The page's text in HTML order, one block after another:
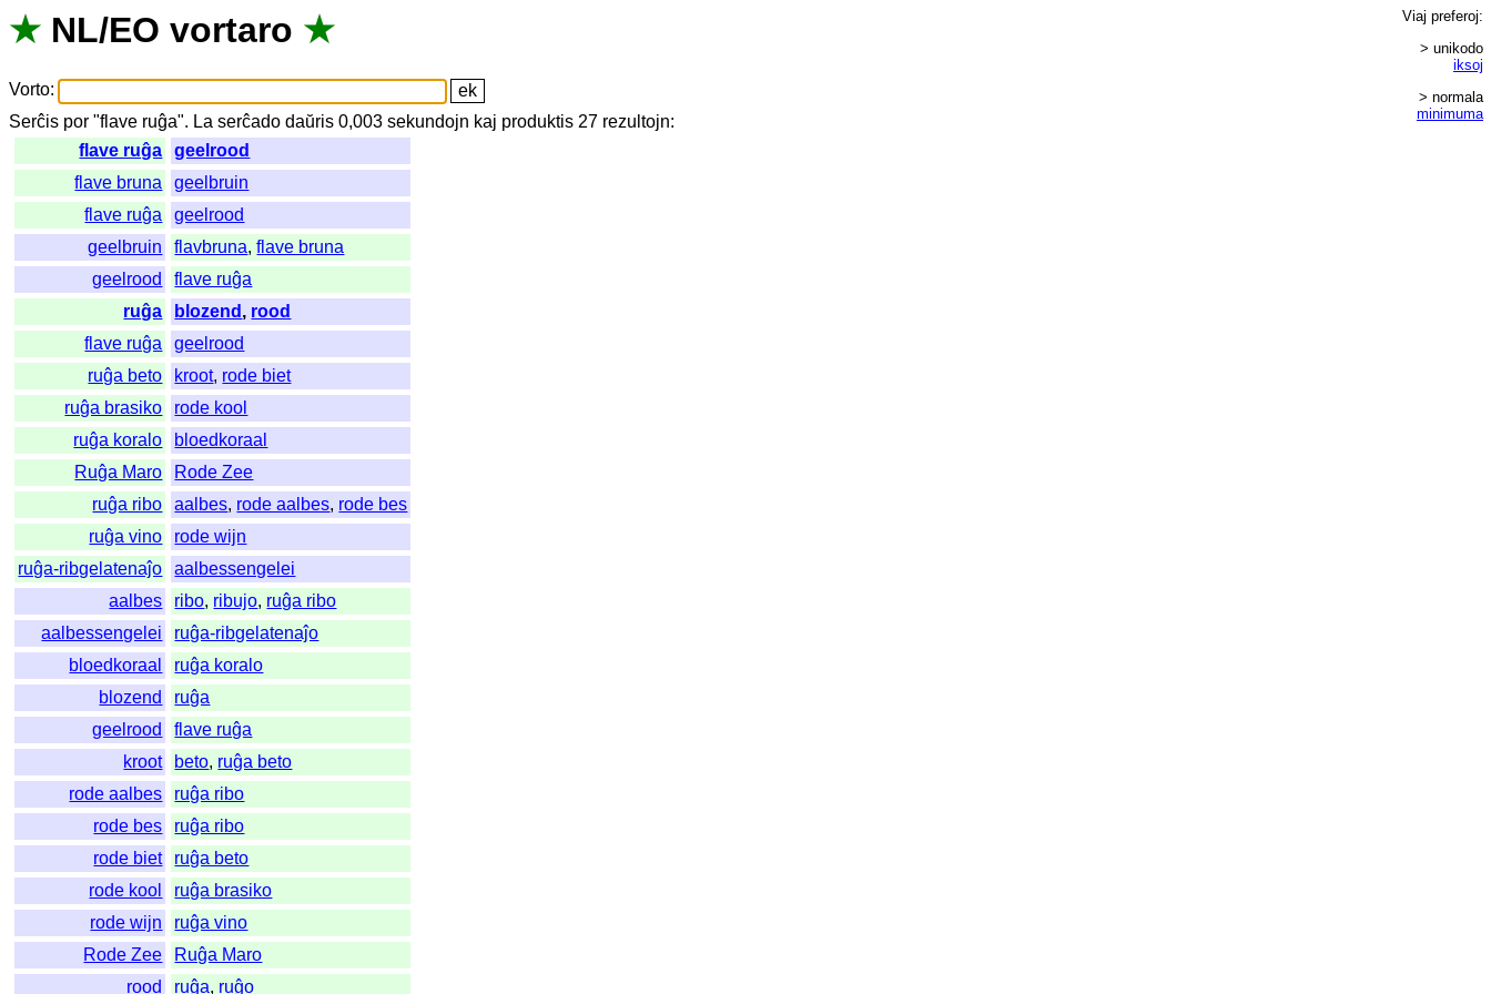
★ NL/EO vortaro ★
Vorto:
Serĉis por "flave ruĝa". La serĉado daŭris 0,003sekundojn kaj produktis 27 rezultojn:
flave ruĝa
geelrood
flave bruna
geelbruin
flave ruĝa
geelrood
geelbruin
flavbruna,flave bruna
geelrood
flave ruĝa
ruĝa
blozend , rood
flave ruĝa
geelrood
ruĝa beto
kroot, rode biet
ruĝa brasiko
rode kool
ruĝa koralo
bloedkoraal
Ruĝa Maro
Rode Zee
ruĝa ribo
aalbes, rode aalbes, rode bes
ruĝa vino
rode wijn
ruĝa-ribgelatenaĵo
aalbessengelei
aalbes
ribo, ribujo, ruĝa ribo
aalbessengelei
ruĝa-ribgelatenaĵo
bloedkoraal
ruĝa koralo
blozend
ruĝa
geelrood
flave ruĝa
kroot
beto, ruĝa beto
rode aalbes
ruĝa ribo
rode bes
ruĝa ribo
rode biet
ruĝa beto
rode kool
ruĝa brasiko
rode wijn
ruĝa vino
Rode Zee
Ruĝa Maro
rood
ruĝa, ruĝo
Viaj preferoj:
> unikodo
iksoj
> normala
minimuma